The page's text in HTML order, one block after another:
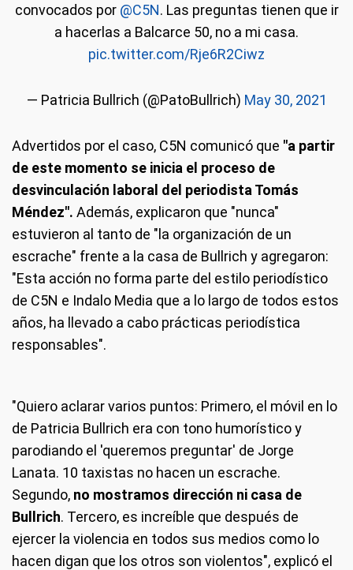
convocados por @C5N. Las preguntas tienen que ir
a hacerlas a Balcarce 50, no a mi casa.
pic.twitter.com/Rje6R2Ciwz
— Patricia Bullrich (@PatoBullrich) May 30, 2021
Advertidos por el caso, C5N comunicó que "a partir
de este momento se inicia el proceso de
desvinculación laboral del periodista Tomás
Méndez". Además, explicaron que "nunca"
estuvieron al tanto de "la organización de un
escrache" frente a la casa de Bullrich y agregaron:
"Esta acción no forma parte del estilo periodístico
de C5N e Indalo Media que a lo largo de todos estos
años, ha llevado a cabo prácticas periodística
responsables".
"Quiero aclarar varios puntos: Primero, el móvil en lo
de Patricia Bullrich era con tono humorístico y
parodiando el 'queremos preguntar' de Jorge
Lanata. 10 taxistas no hacen un escrache.
Segundo, no mostramos dirección ni casa de
Bullrich. Tercero, es increíble que después de
ejercer la violencia en todos sus medios como lo
hacen digan que los otros son violentos", explicó el